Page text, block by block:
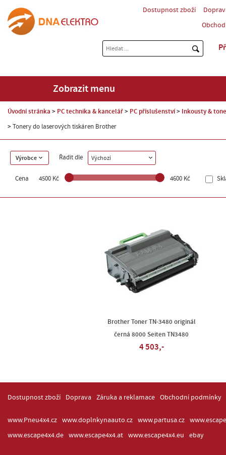
Dostupnost zboží
Zobrazit menu
Úvodní stránka PC technika & kancelář PC příslušenství Inkousty &
Tonery do laserových tiskáren Brother
Výrobce Řadit dle Výchozí
Cena 4500 Kč 4600 Kč
Brother Toner TN-3480 originál
černá 8000 Seiten TN3480
4 503,-
Dostupnost zboží Doprava Záruka a reklamace Obchodní podmínky
www.Pneu4x4.cz www.doplnkynaauto.cz www.partusa.cz
www.escape4x4.de
www.escape4x4.at www.escape4x4.eu ebay